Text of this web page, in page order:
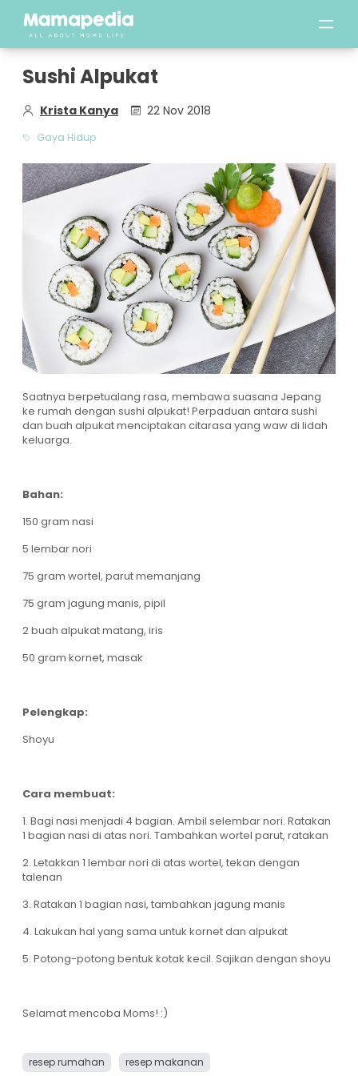
Sushi Alpukat
Krista Kanya 22 Nov 2018
Gaya Hidup
Saatnya berpetualang rasa, membawa suasana Jepang
ke rumah dengan sushi alpukat! Perpaduan antara sushi
dan buah alpukat menciptakan citarasa yang waw di lidah
keluarga.
Bahan:
150 gram nasi
5 lembar nori
75 gram wortel, parut memanjang
75 gram jagung manis, pipil
2 buah alpukat matang, iris
50 gram kornet, masak
Pelengkap:
Shoyu
Cara membuat:
1. Bagi nasi menjadi 4 bagian. Ambil selembar nori. Ratakan
1 bagian nasi di atas nori. Tambahkan wortel parut, ratakan
2. Letakkan 1 lembar nori di atas wortel, tekan dengan
talenan
3. Ratakan 1 bagian nasi, tambahkan jagung manis
4. Lakukan hal yang sama untuk kornet dan alpukat
5. Potong-potong bentuk kotak kecil. Sajikan dengan shoyu
Selamat mencoba Moms! :)
resep rumahan resep makanan